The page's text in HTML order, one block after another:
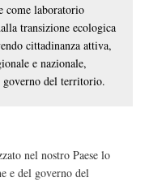
come laboratorio
transizione ecologica
cittadinanza attiva,
e nazionale,
governo del territorio.
nel nostro Paese lo
e del governo del